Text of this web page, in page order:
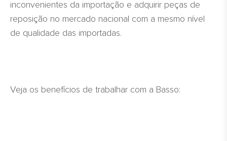
inconvenientes da importação e adquirir peças de
reposição no mercado nacional com a mesmo nível
de qualidade das importadas.
Veja os benefícios de trabalhar com a Basso: